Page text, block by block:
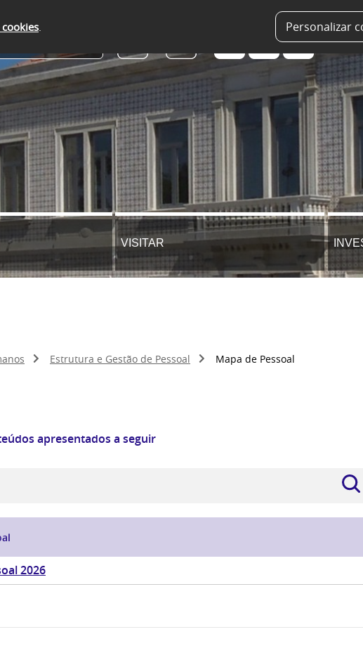
. Personalizar
VISITAR
Estrutura e Gestão de Pessoal Mapa de Pessoal
apresentados a seguir
2026